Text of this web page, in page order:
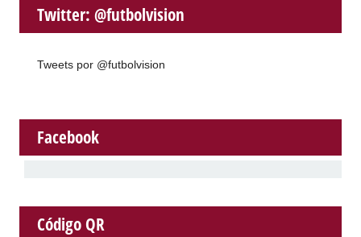
Twitter: @futbolvision
Tweets por @futbolvision
Facebook
Código QR